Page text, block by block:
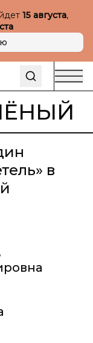
15 августа,
в